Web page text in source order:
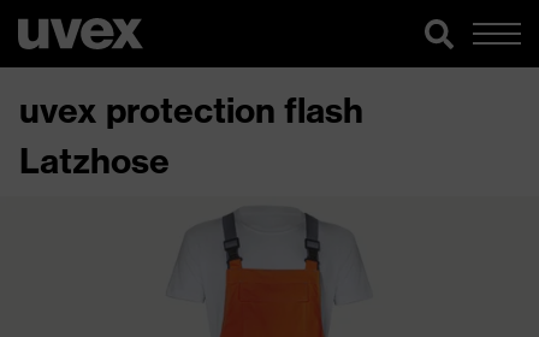
uvex protection flash
Latzhose